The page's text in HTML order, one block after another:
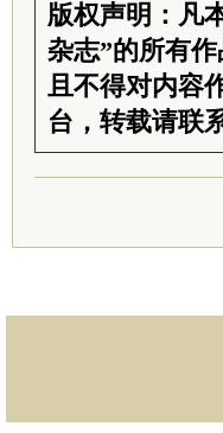
版权声明：凡
杂志”的所有
且不得对内容
台，转载请联